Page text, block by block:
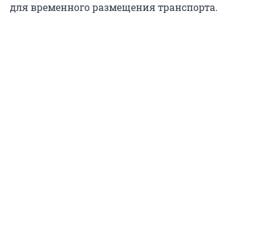
для временного размещения транспорта.